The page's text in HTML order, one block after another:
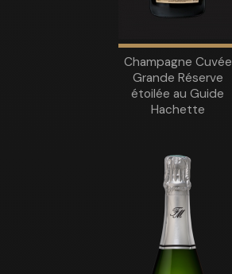
Champagne Cuvée
Grande Réserve
étoilée au Guide
Hachette